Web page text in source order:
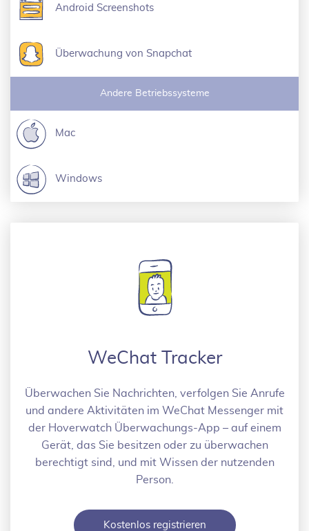
Android Screenshots
Überwachung von Snapchat
Andere Betriebssysteme
Mac
Windows
WeChat Tracker
Überwachen Sie Nachrichten, verfolgen Sie Anrufe
und andere Aktivitäten im WeChat Messenger mit
der Hoverwatch Überwachungs-App – auf einem
Gerät, das Sie besitzen oder zu überwachen
berechtigt sind, und mit Wissen der nutzenden
Person.
Kostenlos registrieren